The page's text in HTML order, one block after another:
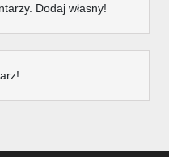
Dodaj własny!